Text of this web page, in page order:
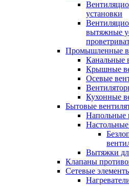
установки
вытяжные
Промышленные
Канальные
Крышные
Осевые
Кухонные
Бытовые
Напольные
Вытяжки
Клапаны
Сетевые